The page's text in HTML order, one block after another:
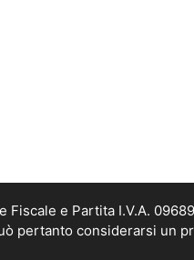
Fiscale e Partita I.V.A.
pertanto considerarsi un